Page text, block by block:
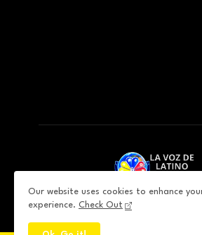
Our website uses cookies to enhance
experience. Check Out